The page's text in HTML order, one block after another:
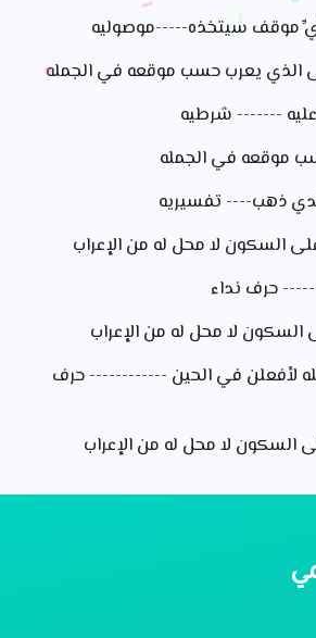
موقف سيتخذه-----موصوليه
يعرب حسب موقعه في الجمله
------- شرطيه
موقعه في الجمله
ذهب---- تفسيريه
السكون لا محل له من الإعراب
حرف نداء
لا محل له من الإعراب
لأفعلن في الحين ------------ حرف
لا محل له من الإعراب